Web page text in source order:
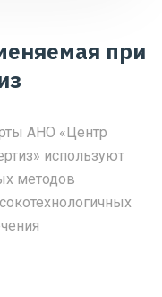
при
АНО «Центр
используют
методов